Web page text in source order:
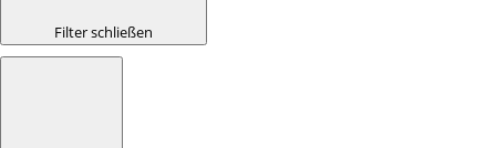
Filter schließen